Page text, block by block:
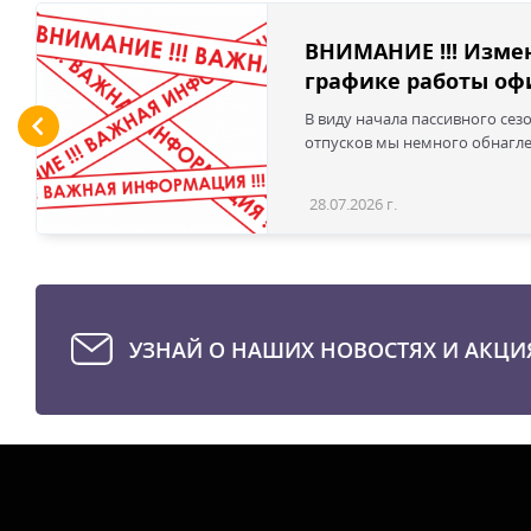
ВНИМАНИЕ !!!
графике работы
В виду начала пассивного
отпусков мы немного
28.07.2026 г.
УЗНАЙ О НАШИХ НОВОСТЯХ И